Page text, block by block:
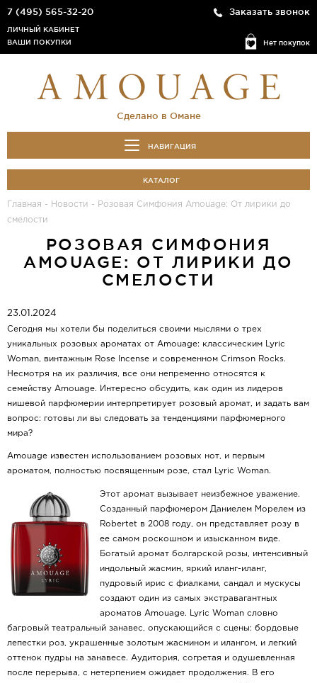
7 (495) 565-32-20 Заказать звонок
Нет покупок
ЛИЧНЫЙ КАБИНЕТ
ВАШИ ПОКУПКИ
Сделано в Омане
НАВИГАЦИЯ
КАТАЛОГ
Главная - Новости -
Розовая Симфония Amouage: От лирики до
смелости
РОЗОВАЯ СИМФОНИЯ
AMOUAGE: ОТ ЛИРИКИ ДО
СМЕЛОСТИ
23.01.2024
Сегодня мы хотели бы поделиться своими мыслями о трех
уникальных розовых ароматах от Amouage: классическим Lyric
Woman, винтажным Rose Incense и современном Crimson Rocks.
Несмотря на их различия, все они непременно относятся к
семейству Amouage. Интересно обсудить, как один из лидеров
нишевой парфюмерии интерпретирует розовый аромат, и задать вам
вопрос: готовы ли вы следовать за тенденциями парфюмерного
мира?
Amouage известен использованием розовых нот, и первым
ароматом, полностью посвященным розе, стал Lyric Woman.
Этот аромат вызывает неизбежное уважение.
Созданный парфюмером Даниелем Морелем из
Robertet в 2008 году, он представляет розу в
ее самом роскошном и изысканном виде.
Богатый аромат болгарской розы, интенсивный
индольный жасмин, яркий иланг-иланг,
пудровый ирис с фиалками, сандал и мускусы
создают один из самых экстравагантных
ароматов Amouage. Lyric Woman словно
багровый театральный занавес, опускающийся с сцены: бордовые
лепестки роз, украшенные золотым жасмином и илангом, и легкий
оттенок пудры на занавесе. Аудитория, согретая и одушевленная
после перерыва, с нетерпением ожидает продолжения. В его